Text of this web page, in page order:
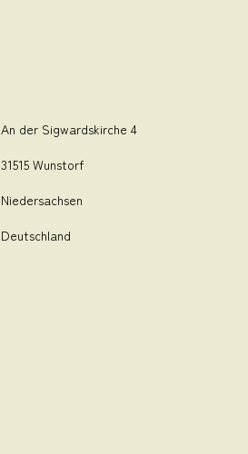
An der Sigwardskirche 4
31515 Wunstorf
Niedersachsen
Deutschland